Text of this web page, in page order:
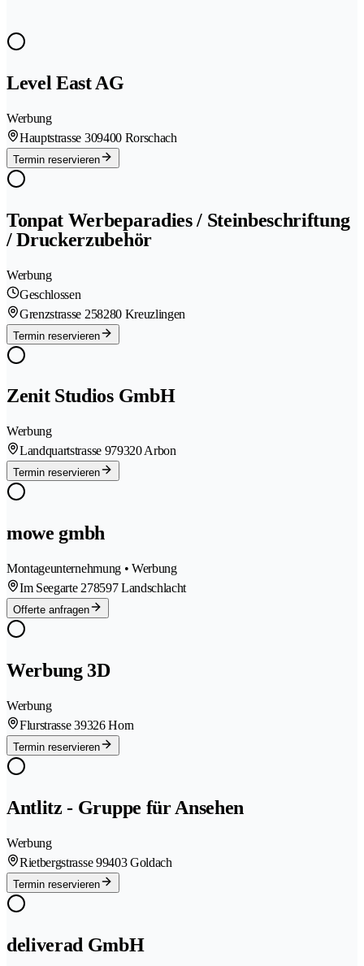
Level East AG
Werbung
Hauptstrasse 309400 Rorschach
Termin reservieren
Tonpat Werbeparadies / Steinbeschriftung
/ Druckerzubehör
Werbung
Geschlossen
Grenzstrasse 258280 Kreuzlingen
Termin reservieren
Zenit Studios GmbH
Werbung
Landquartstrasse 979320 Arbon
Termin reservieren
mowe gmbh
Montageunternehmung • Werbung
Im Seegarte 278597 Landschlacht
Offerte anfragen
Werbung 3D
Werbung
Flurstrasse 39326 Horn
Termin reservieren
Antlitz - Gruppe für Ansehen
Werbung
Rietbergstrasse 99403 Goldach
Termin reservieren
deliverad GmbH